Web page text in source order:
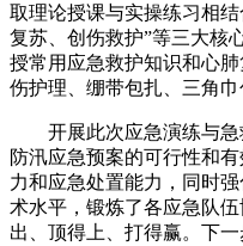
取理论授课与实操练习相
复苏、创伤救护”等三大核
授常用应急救护知识和心
伤护理、绷带包扎、三角巾
开展此次应急演练与
防汛应急预案的可行性和
力和应急处置能力，同时
术水平，锻炼了各应急队
出、顶得上、打得赢。下